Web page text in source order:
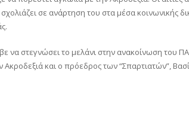
σε ανάρτηση του στα μέσα
να στεγνώσει το μελάνι στην ανακοίνωση του
και ο πρόεδρος των “Σπαρτιατών”,